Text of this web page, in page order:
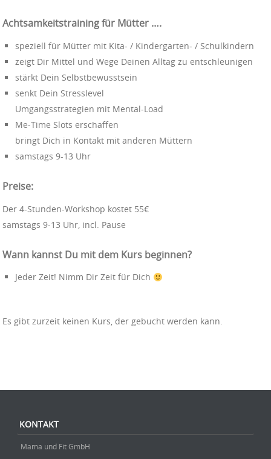
Achtsamkeitstraining für Mütter ….
speziell für Mütter mit Kita- / Kindergarten- / Schulkindern
zeigt Dir Mittel und Wege Deinen Alltag zu entschleunigen
stärkt Dein Selbstbewusstsein
senkt Dein Stresslevel
Umgangsstrategien mit Mental-Load
Me-Time Slots erschaffen
bringt Dich in Kontakt mit anderen Müttern
samstags 9-13 Uhr
Preise:
Der 4-Stunden-Workshop kostet 55€
samstags 9-13 Uhr, incl. Pause
Wann kannst Du mit dem Kurs beginnen?
Jeder Zeit! Nimm Dir Zeit für Dich
Es gibt zurzeit keinen Kurs, der gebucht werden kann.
KONTAKT
Mama und Fit GmbH